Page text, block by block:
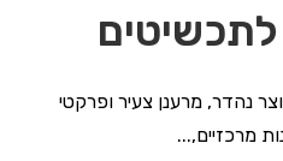
נהדר, מרענן צעיר ופרקטי
מרכזיים,...